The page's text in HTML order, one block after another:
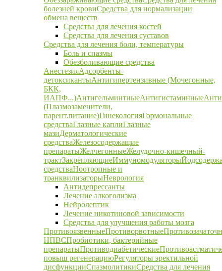
болезней кровиСредства для нормализации
обмена веществ
Средства для лечения костей
Средства для лечения суставов
Средства для лечения боли, температуры
Боль и спазмы
Обезболивающие средства
АнестезияАдсорбенты-
детоксикантыАнтигипертензивные (Мочегонные,
БКК,
ИАПФ...)АнтигельминтныеАнтигистаминные
(Плазмозаменители,
парент.питание)ГинекологияГормональные
средстваГлазные каплиГлазные
мазиДерматологические
средстваЖелезосодержащие
препаратыЖелчегонныеЖелудочно-кишечный-
трактЗакрепляющиеИммуномодуляторы
средстваНоотропные и
транквилизаторыНеврология
Антидепрессанты
Лечение алкоголизма
Нейролептик
Лечение никотиновой зависимости
Средства для улучшения работы мозга
ПротивоязвенныеПротиворвотные
НПВСПробиотики, бактерийные
препаратыПротиводиабетические
повыш регенерациюРегуляторы эректильной
дисфункцииСпазмолитикиСредства для лечения